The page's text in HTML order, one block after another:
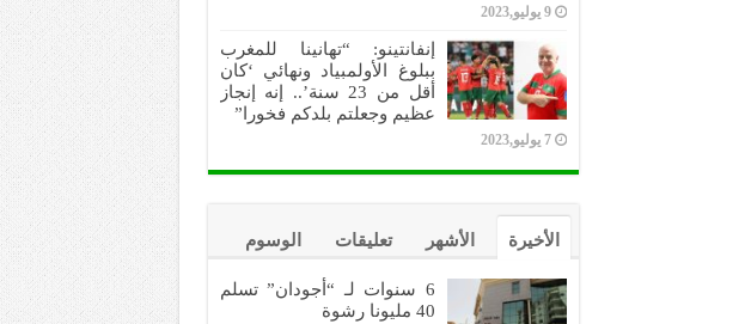
9 يوليو,2023
إنفانتينو: “تهانينا للمغرب
ببلوغ الأولمبياد ونهائي ‘كان
أقل من 23 سنة’.. إنه إنجاز
عظيم وجعلتم بلدكم فخورا”
7 يوليو,2023
الأخيرة الأشهر تعليقات الوسوم
6 سنوات لـ “أجودان” تسلم
40 مليونا رشوة